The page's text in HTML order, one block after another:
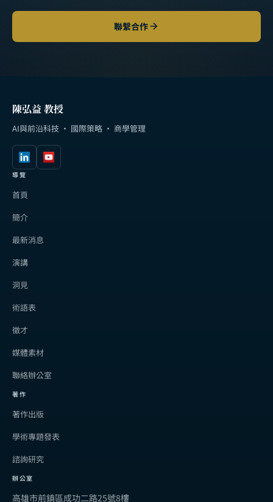
聯繫合作
陳弘益 教授
AI與前沿科技 · 國際策略 · 商學管理
導覽
首頁
簡介
最新消息
演講
洞見
術語表
徵才
媒體素材
聯絡辦公室
著作
著作出版
學術專題發表
諮詢研究
辦公室
高雄市前鎮區成功二路25號8樓